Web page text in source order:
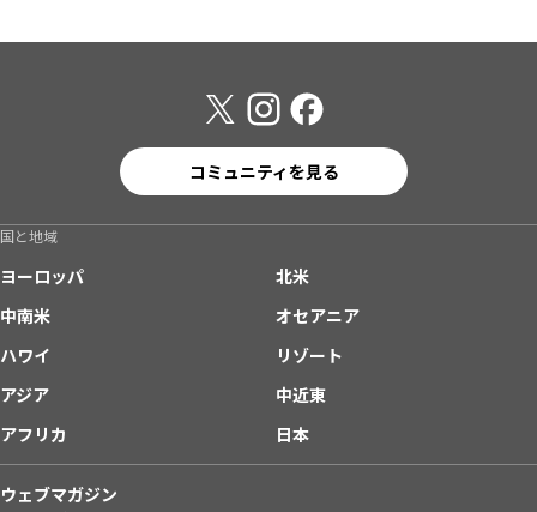
コミュニティを見る
国と地域
ヨーロッパ
北米
中南米
オセアニア
ハワイ
リゾート
アジア
中近東
アフリカ
日本
ウェブマガジン